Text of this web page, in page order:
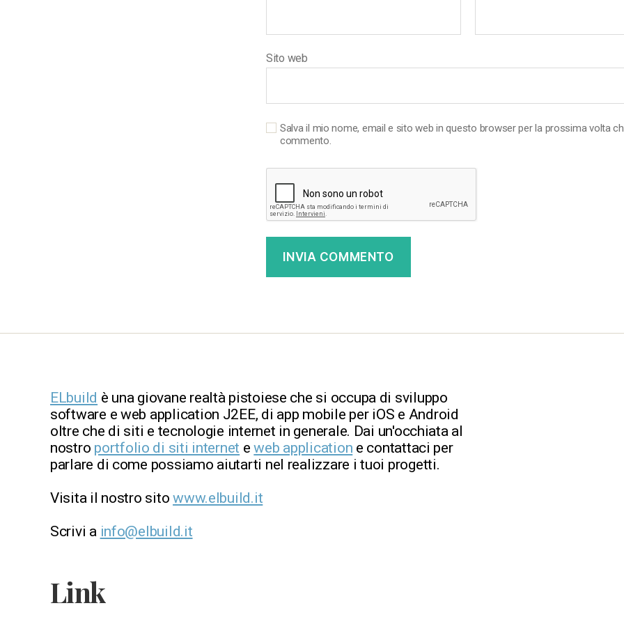
Sito web
Salva il mio nome, email e sito web in questo browser per la prossima volta
commento.
ELbuild è una giovane realtà pistoiese che si occupa di sviluppo
software e web application J2EE, di app mobile per iOS e Android
oltre che di siti e tecnologie internet in generale. Dai un'occhiata al
nostro portfolio di siti internet eweb application e contattaci per
parlare di come possiamo aiutarti nel realizzare i tuoi progetti.
Visita il nostro sitowww.elbuild.it
Scrivi a info@elbuild.it
Link